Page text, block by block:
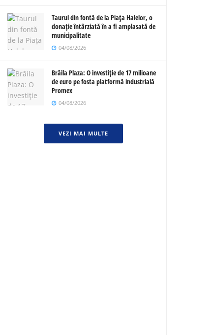
Taurul din fontă de la Piața Halelor, o
donație întârziată în a fi amplasată de
municipalitate
04/08/2026
Brăila Plaza: O investiție de 17 milioane
de euro pe fosta platformă industrială
Promex
04/08/2026
VEZI MAI MULTE